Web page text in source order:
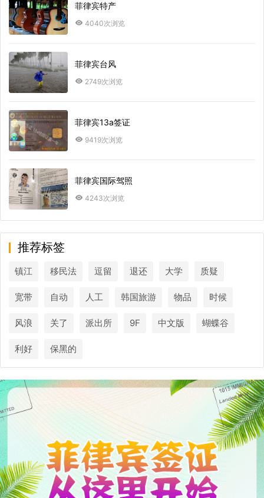
菲律宾特产
4040次浏览
菲律宾台风
2749次浏览
菲律宾13a签证
9419次浏览
菲律宾国际驾照
4243次浏览
推荐标签
镇江 移民法 逗留 退还 大学 质疑
宽带 自动 人工 韩国旅游 物品 时候
风浪 关了 派出所 9F 中文版 蝴蝶谷
利好 保黑的